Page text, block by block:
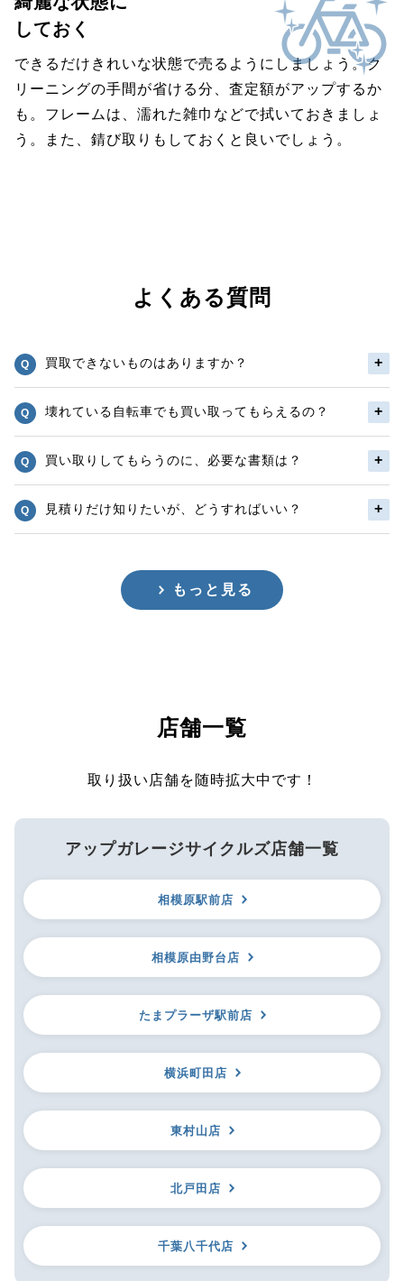
しておく
できるだけきれいな状態で売るようにしましょう。ク
リーニングの手間が省ける分、査定額がアップするか
も。フレームは、濡れた雑巾などで拭いておきましょ
う。また、錆び取りもしておくと良いでしょう。
よくある質問
買取できないものはありますか？
壊れている自転車でも買い取ってもらえるの？
買い取りしてもらうのに、必要な書類は？
見積りだけ知りたいが、どうすればいい？
もっと見る
店舗一覧
取り扱い店舗を随時拡大中です！
アップガレージサイクルズ店舗一覧
相模原駅前店
相模原由野台店
たまプラーザ駅前店
横浜町田店
東村山店
北戸田店
千葉八千代店